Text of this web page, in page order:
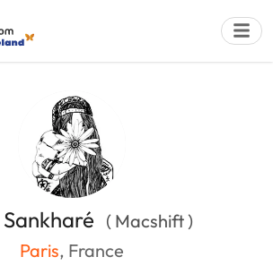
Sankharé ( Macshift )
Paris, France